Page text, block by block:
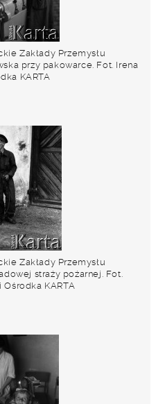
Zakłady Przemysłu
przy pakowarce. Fot. Irena
KARTA
Zakłady Przemysłu
straży pożarnej. Fot.
KARTA